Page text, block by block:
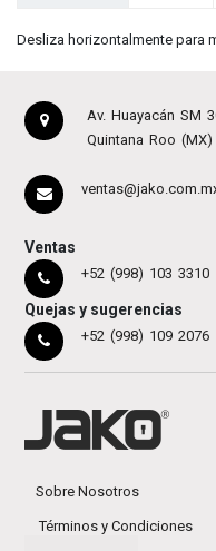
Desliza horizontalmente para
Av. Huayacán SM
Quintana Roo (MX)
Ventas
+52 (998) 103 3310
Quejas y sugerencias
+52 (998) 109 2076
Sobre Nosotros
Términos y Condiciones